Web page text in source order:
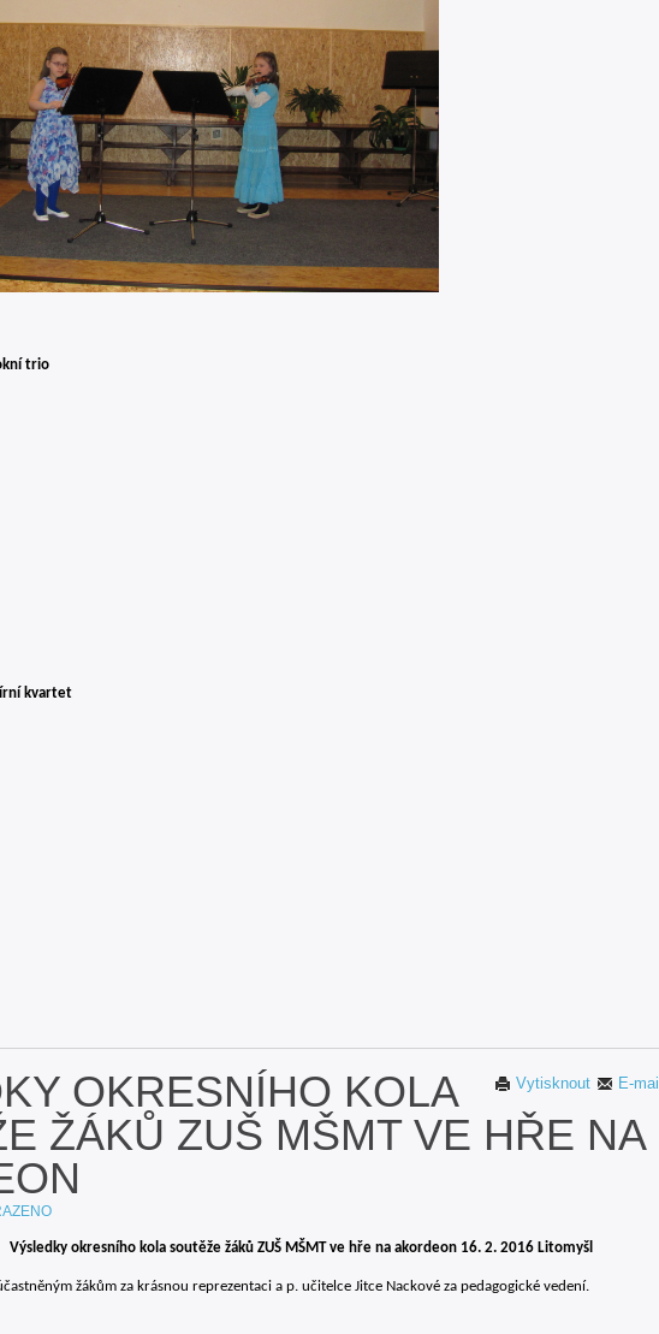
trio
kvartet
E-mail
Vytisknout
OKRESNÍHO KOLA
ŽÁKŮ ZUŠ MŠMT VE HŘE NA
Výsledky okresního kola soutěže žáků ZUŠ MŠMT ve hře na akordeon 16. 2. 2016 Litomyšl
žákům za krásnou reprezentaci a p. učitelce Jitce Nackové za pedagogické vedení.